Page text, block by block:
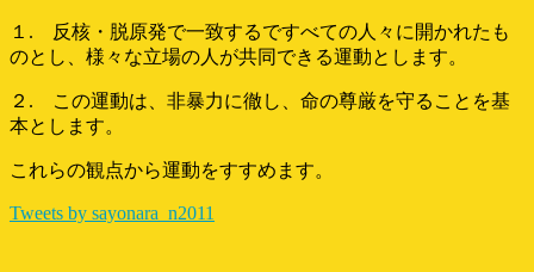
１. 反核・脱原発で一致するですべての人々に開かれたも
のとし、様々な立場の人が共同できる運動とします。
２. この運動は、非暴力に徹し、命の尊厳を守ることを基
本とします。
これらの観点から運動をすすめます。
Tweets by sayonara_n2011